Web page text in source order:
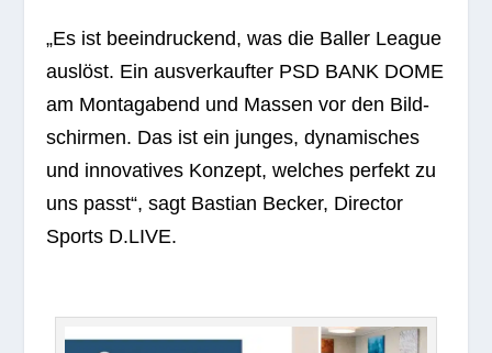
„Es ist beein­dru­ckend, was die Bal­ler League
aus­löst. Ein aus­ver­kauf­ter PSD BANK DOME
am Mon­tag­abend und Mas­sen vor den Bild­
schir­men. Das ist ein jun­ges, dyna­mi­sches
und inno­va­ti­ves Kon­zept, wel­ches per­fekt zu
uns passt“, sagt Bas­tian Becker, Direc­tor
Sports D.LIVE.